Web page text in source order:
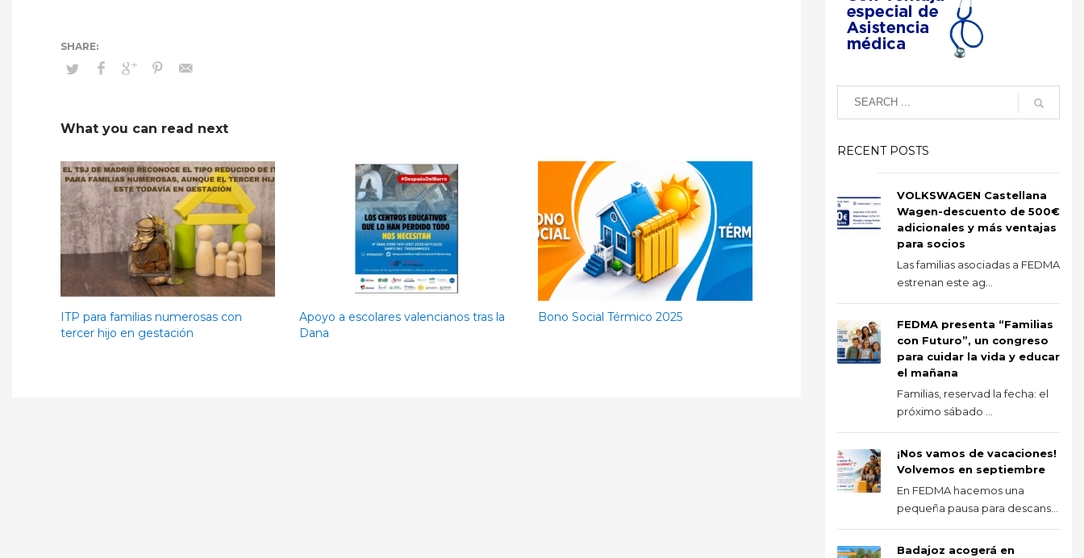
What you can read next
ITP para familias numerosas con
tercer hijo en gestación
Apoyo a escolares valencianos tras la
Dana
Bono Social Térmico 2025
RECENT POSTS
VOLKSWAGEN Castellana
Wagen-descuento de 500€
adicionales y más ventajas
para socios
Las familias asociadas a FEDMA
estrenan este ag...
FEDMA presenta “Familias
con Futuro”, un congreso
para cuidar la vida y educar
el mañana
Familias, reservad la fecha: el
próximo sábado ...
¡Nos vamos de vacaciones!
Volvemos en septiembre
En FEDMA hacemos una
pequeña pausa para descans...
Badajoz acogerá en